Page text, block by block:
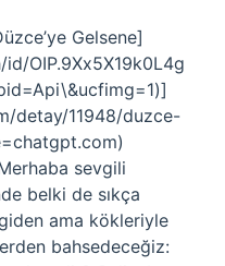
Gelsene]
OIP.9Xx5X19k0L4g
detay/11948/duzce-
sevgili
belki de sıkça
ama kökleriyle
bahsedeceğiz: